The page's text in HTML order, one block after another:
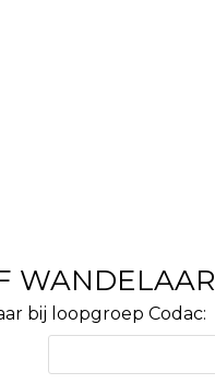
WANDELAAR
bij loopgroep Codac: